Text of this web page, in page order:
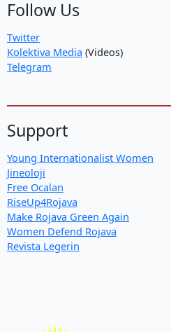
Follow Us
Twitter
Kolektiva Media (Videos)
Telegram
Support
Young Internationalist Women
Jineoloji
Free Ocalan
RiseUp4Rojava
Make Rojava Green Again
Women Defend Rojava
Revista Legerin